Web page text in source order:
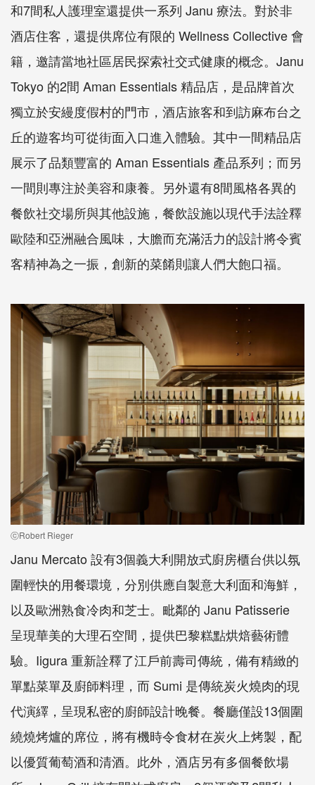
和7間私人護理室還提供一系列 Janu 療法。對於非
酒店住客，還提供席位有限的 Wellness Collective 會
籍，邀請當地社區居民探索社交式健康的概念。Janu
Tokyo 的2間 Aman Essentials 精品店，是品牌首次
獨立於安縵度假村的門市，酒店旅客和到訪麻布台之
丘的遊客均可從街面入口進入體驗。其中一間精品店
展示了品類豐富的 Aman Essentials 產品系列；而另
一間則專注於美容和康養。另外還有8間風格各異的
餐飲社交場所與其他設施，餐飲設施以現代手法詮釋
歐陸和亞洲融合風味，大膽而充滿活力的設計將令賓
客精神為之一振，創新的菜餚則讓人們大飽口福。
ⓒRobert Rieger
Janu Mercato 設有3個義大利開放式廚房櫃台供以氛
圍輕快的用餐環境，分別供應自製意大利面和海鮮，
以及歐洲熟食冷肉和芝士。毗鄰的 Janu Patisserie
呈現華美的大理石空間，提供巴黎糕點烘焙藝術體
驗。Iigura 重新詮釋了江戶前壽司傳統，備有精緻的
單點菜單及廚師料理，而 Sumi 是傳統炭火燒肉的現
代演繹，呈現私密的廚師設計晚餐。餐廳僅設13個圍
繞燒烤爐的席位，將有機時令食材在炭火上烤製，配
以優質葡萄酒和清酒。此外，酒店另有多個餐飲場